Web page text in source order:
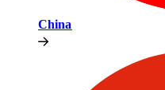
China​​